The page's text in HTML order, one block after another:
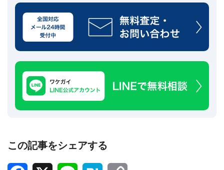
この記事をシェアする
Facebook
X Line Hatena